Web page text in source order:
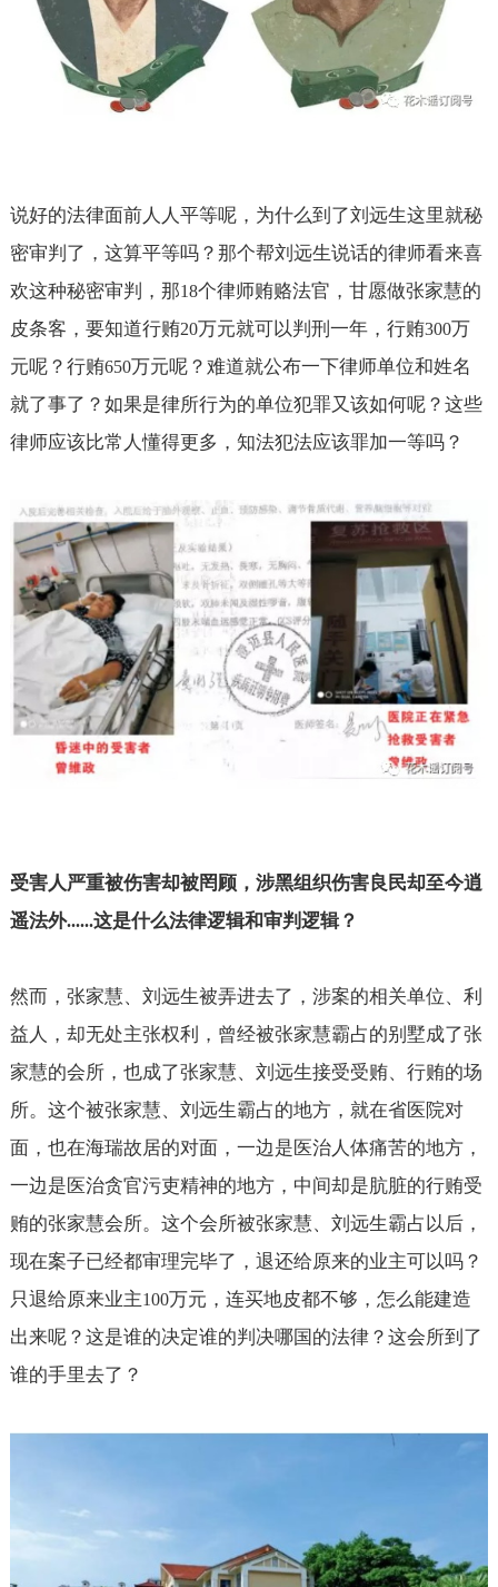
说好的法律面前人人平等呢，为什么到了刘远生这里就秘
密审判了，这算平等吗？那个帮刘远生说话的律师看来喜
欢这种秘密审判，那18个律师贿赂法官，甘愿做张家慧的
皮条客，要知道行贿20万元就可以判刑一年，行贿300万
元呢？行贿650万元呢？难道就公布一下律师单位和姓名
就了事了？如果是律所行为的单位犯罪又该如何呢？这些
律师应该比常人懂得更多，知法犯法应该罪加一等吗？
受害人严重被伤害却被罔顾，涉黑组织伤害良民却至今逍
遥法外......这是什么法律逻辑和审判逻辑？
然而，张家慧、刘远生被弄进去了，涉案的相关单位、利
益人，却无处主张权利，曾经被张家慧霸占的别墅成了张
家慧的会所，也成了张家慧、刘远生接受受贿、行贿的场
所。这个被张家慧、刘远生霸占的地方，就在省医院对
面，也在海瑞故居的对面，一边是医治人体痛苦的地方，
一边是医治贪官污吏精神的地方，中间却是肮脏的行贿受
贿的张家慧会所。这个会所被张家慧、刘远生霸占以后，
现在案子已经都审理完毕了，退还给原来的业主可以吗？
只退给原来业主100万元，连买地皮都不够，怎么能建造
出来呢？这是谁的决定谁的判决哪国的法律？这会所到了
谁的手里去了？